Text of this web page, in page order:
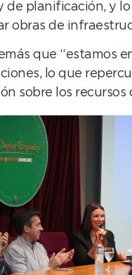
planificación, y
obras de
que “estamos
lo que
sobre los